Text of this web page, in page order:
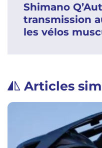
Shimano
transmission
les vélos
Articles